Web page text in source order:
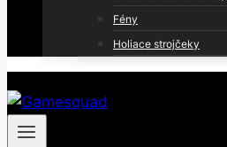
Fény
Holiace strojčeky